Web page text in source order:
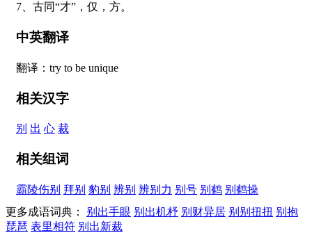
7、古同“才”，仅，方。
中英翻译
翻译：try to be unique
相关汉字
别 出 心 裁
相关组词
霸陵伤别 拜别 豹别 辨别 辨别力 别号 别鹤 别鹤操
更多成语词典： 别出手眼 别出机杼 别财异居 别别扭扭 别抱
琵琶 表里相符 别出新裁